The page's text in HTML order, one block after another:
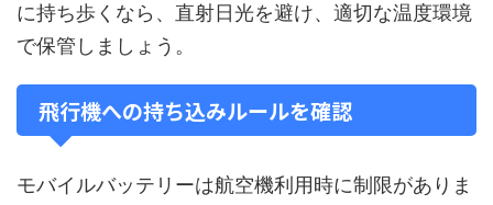
に持ち歩くなら、直射日光を避け、適切な温度環境
で保管しましょう。
飛行機への持ち込みルールを確認
モバイルバッテリーは航空機利用時に制限がありま